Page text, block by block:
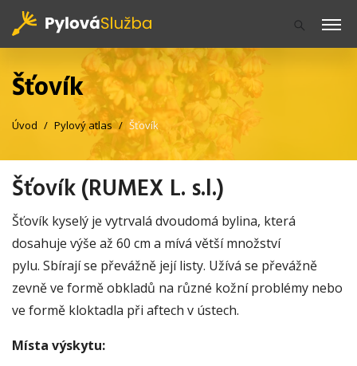
Šťovík
Úvod Pylový atlas Šťovík
Šťovík (RUMEX L. s.l.)
Šťovík kyselý je vytrvalá dvoudomá bylina, která
dosahuje výše až 60 cm a mívá větší množství
pylu. Sbírají se převážně její listy. Užívá se převážně
zevně ve formě obkladů na různé kožní problémy nebo
ve formě kloktadla při aftech v ústech.
Místa výskytu: